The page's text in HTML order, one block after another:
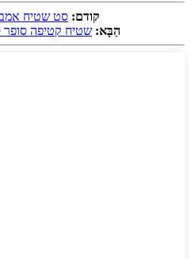
קודם: סט שטיח
הַבָּא: שטיח קטיפה סופר